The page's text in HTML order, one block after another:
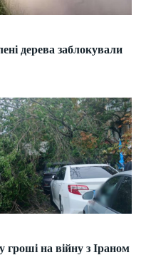
дерева заблокували
на війну з Іраном